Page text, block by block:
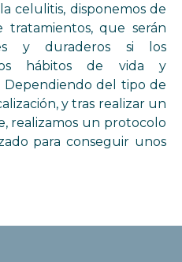
celulitis, disponemos de
tratamientos, que serán
y duraderos si los
hábitos de vida y
Dependiendo del tipo de
y tras realizar un
realizamos un protocolo
para conseguir unos